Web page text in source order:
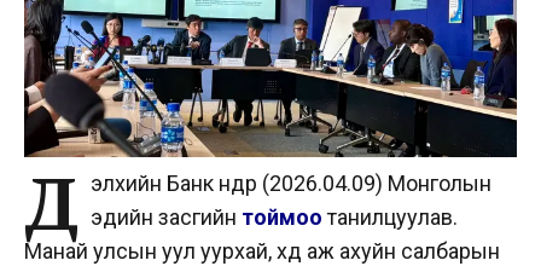
Д элхийн Банк өнөөдөр (2026.04.09) Монголын
эдийн засгийн тоймоотанилцуулав.
Манай улсын уул уурхай, хөдөө аж ахуйн салбарын